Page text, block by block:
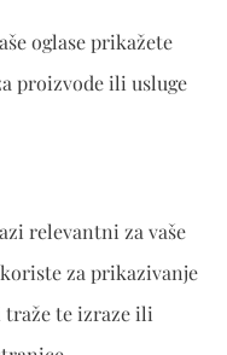
oglase prikažete
proizvode ili usluge
relevantni za vaše
za prikazivanje
traže te izraze ili